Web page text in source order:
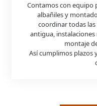
Contamos con equipo
albañiles y
coordinar todas las
antigua, instalaciones
montaje
Así cumplimos plazos